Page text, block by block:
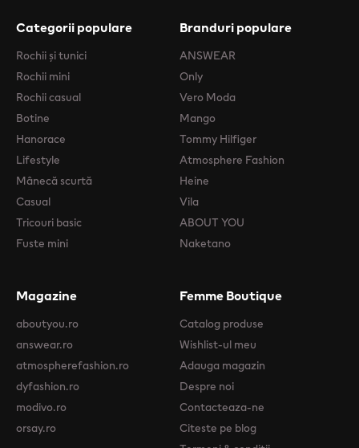
Categorii populare
Rochii şi tunici
Rochii mini
Rochii casual
Botine
Hanorace
Lifestyle
Mânecă scurtă
Casual
Tricouri basic
Fuste mini
Branduri populare
ANSWEAR
Only
Vero Moda
Mango
Tommy Hilfiger
Atmosphere Fashion
Heine
Vila
ABOUT YOU
Naketano
Magazine
aboutyou.ro
answear.ro
atmospherefashion.ro
dyfashion.ro
modivo.ro
orsay.ro
Femme Boutique
Catalog produse
Wishlist-ul meu
Adauga magazin
Despre noi
Contacteaza-ne
Citeste pe blog